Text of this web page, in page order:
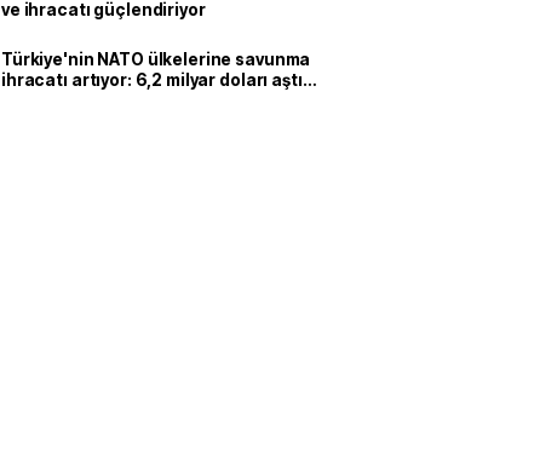
ve ihracatı güçlendiriyor
Türkiye'nin NATO ülkelerine savunma
ihracatı artıyor: 6,2 milyar doları aştı